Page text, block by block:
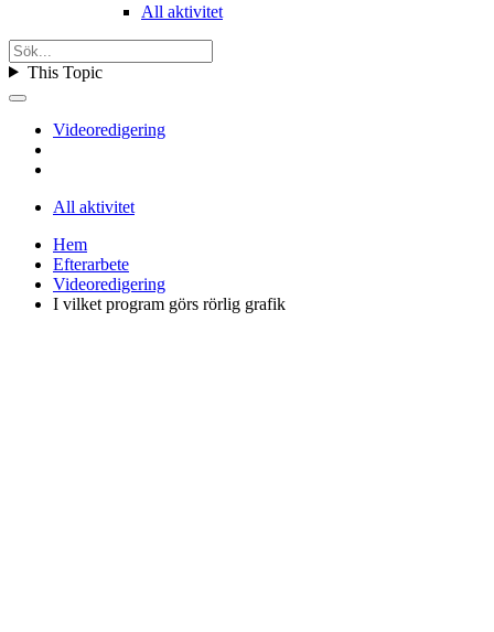
All aktivitet
This Topic
Videoredigering
All aktivitet
Hem
Efterarbete
Videoredigering
I vilket program görs rörlig grafik